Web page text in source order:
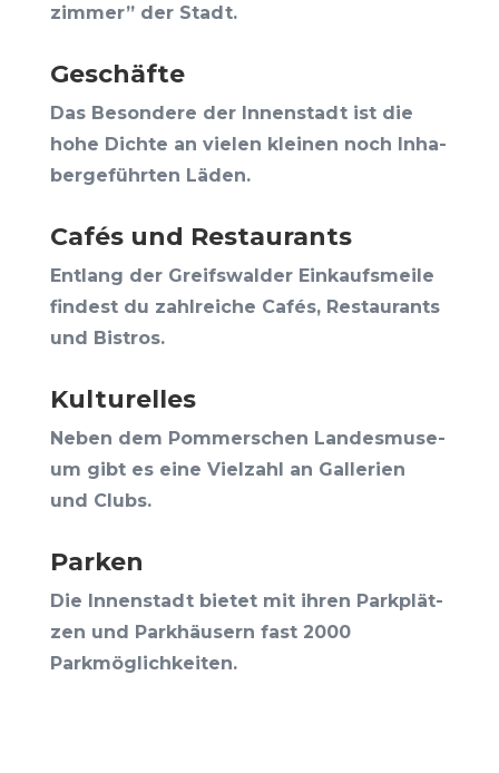
zim­mer” der Stadt.
Geschäf­te
Das Beson­de­re der Innen­stadt ist die
hohe Dich­te an vie­len klei­nen noch Inha­
ber­ge­führ­ten Läden.
Cafés und Restaurants
Ent­lang der Greifs­wal­der Ein­kaufs­mei­le
fin­dest du zahl­rei­che Cafés, Restau­rants
und Bistros.
Kul­tu­rel­les
Neben dem Pom­mer­schen Lan­des­mu­se­
um gibt es eine Viel­zahl an Gal­le­rien
und Clubs.
Par­ken
Die Innen­stadt bie­tet mit ihren Park­plät­
zen und Park­häu­sern fast 2000
Parkmöglichkeiten.